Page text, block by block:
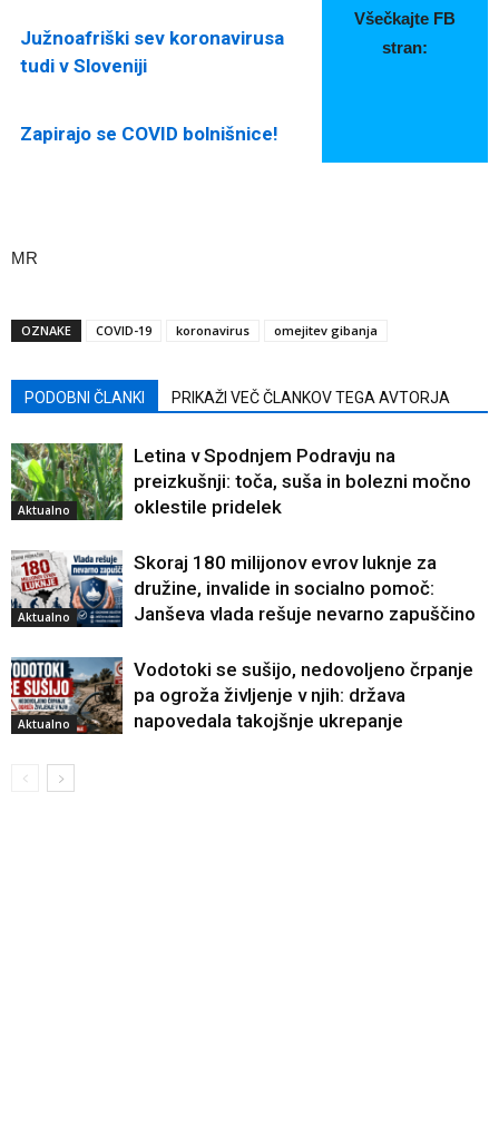
Všečkajte FB
stran:
Južnoafriški sev koronavirusa
tudi v Sloveniji
Zapirajo se COVID bolnišnice!
MR
OZNAKE COVID-19 koronavirus omejitev gibanja
PODOBNI ČLANKI PRIKAŽI VEČ ČLANKOV TEGA AVTORJA
Aktualno
Letina v Spodnjem Podravju na
preizkušnji: toča, suša in bolezni močno
oklestile pridelek
Aktualno
Skoraj 180 milijonov evrov luknje za
družine, invalide in socialno pomoč:
Janševa vlada rešuje nevarno zapuščino
Aktualno
Vodotoki se sušijo, nedovoljeno črpanje
pa ogroža življenje v njih: država
napovedala takojšnje ukrepanje